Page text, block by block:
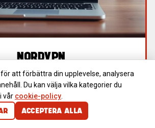
NORDVPN
SURF PÅ NÄTET
och surfa tryggt på internet, oavsett
var du befinner dig.
att förbättra din upplevelse, analysera
Du kan välja vilka kategorier du
vår cookie-policy
ACCEPTERA ALLA